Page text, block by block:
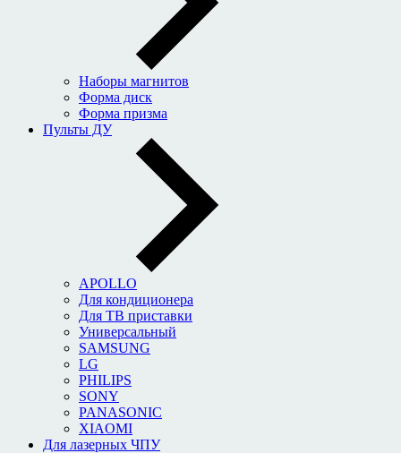
Наборы магнитов
Форма диск
Форма призма
Пульты ДУ
APOLLO
Для кондиционера
Для ТВ приставки
Универсальный
SAMSUNG
LG
PHILIPS
SONY
PANASONIC
XIAOMI
Для лазерных ЧПУ